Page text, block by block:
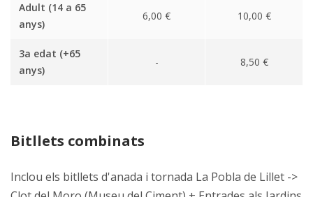
Adult (14 a 65
anys)
6,00 € 10,00 €
3a edat (+65
anys)
- 8,50 €
Bitllets combinats
Inclou els bitllets d'anada i tornada La Pobla de Lillet ->